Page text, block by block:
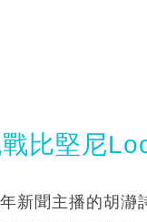
比堅尼
新聞主播的胡瀞